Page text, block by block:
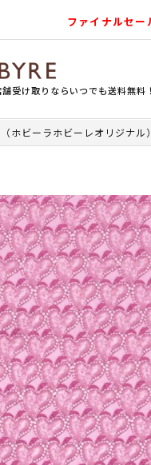
ファイナルセ
受け取りならいつでも送料無料！
ホビーラホビーレオリジナル）